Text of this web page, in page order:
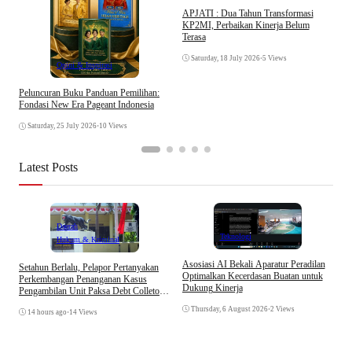
Opini & Inspirasi
Peluncuran Buku Panduan Pemilihan:
Fondasi New Era Pageant Indonesia
Saturday, 25 July 2026•10 Views
APJATI : Dua Tahun Transformasi
KP2MI, Perbaikan Kinerja Belum
Terasa
Saturday, 18 July 2026•5 Views
Latest Posts
Daerah
Hukum & Kriminal
Setahun Berlalu, Pelapor Pertanyakan
Perkembangan Penanganan Kasus
Pengambilan Unit Paksa Debt Colletor
14 hours ago •14 Views
Teknologi
Asosiasi AI Bekali Aparatur Peradilan
Optimalkan Kecerdasan Buatan untuk
Dukung Kinerja
Thursday, 6 August 2026•2 Views